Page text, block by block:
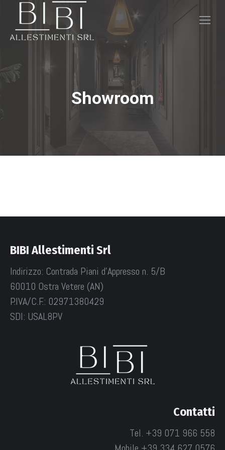
Showroom
BIBI Allestimenti Srl
Indirizzo: Contrada Piani d'Appresso n. 5/B
60010 Ostra Vetere (AN)
P.IVA/C.F.: 02971380429
SDI: USAL8PV
Contatti
Tel. +39 071 966 558